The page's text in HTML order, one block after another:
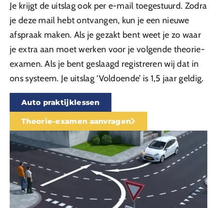
Je krijgt de uitslag ook per e-mail toegestuurd. Zodra
je deze mail hebt ontvangen, kun je een nieuwe
afspraak maken. Als je gezakt bent weet je zo waar
je extra aan moet werken voor je volgende theorie-
examen. Als je bent geslaagd registreren wij dat in
ons systeem. Je uitslag ‘Voldoende’ is 1,5 jaar geldig.
Auto praktijklessen
Theorie-examen aanvragen